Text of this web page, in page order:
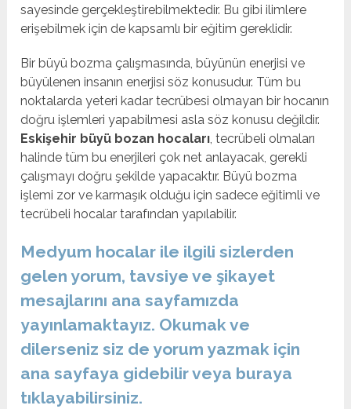
sayesinde gerçekleştirebilmektedir. Bu gibi ilimlere
erişebilmek için de kapsamlı bir eğitim gereklidir.
Bir büyü bozma çalışmasında, büyünün enerjisi ve
büyülenen insanın enerjisi söz konusudur. Tüm bu
noktalarda yeteri kadar tecrübesi olmayan bir hocanın
doğru işlemleri yapabilmesi asla söz konusu değildir.
Eskişehir büyü bozan hocaları, tecrübeli olmaları
halinde tüm bu enerjileri çok net anlayacak, gerekli
çalışmayı doğru şekilde yapacaktır. Büyü bozma
işlemi zor ve karmaşık olduğu için sadece eğitimli ve
tecrübeli hocalar tarafından yapılabilir.
Medyum hocalar ile ilgili sizlerden
gelen yorum, tavsiye ve şikayet
mesajlarını ana sayfamızda
yayınlamaktayız. Okumak ve
dilerseniz siz de yorum yazmak için
ana sayfaya gidebilir veya buraya
tıklayabilirsiniz.